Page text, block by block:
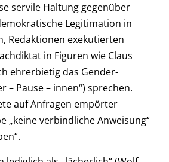
servile Haltung gegenüber
Legitimation in
Redaktionen exekutierten
in Figuren wie Claus
ehrerbietig das Gender-
– Pause – innen“) sprechen.
auf Anfragen empörter
„keine verbindliche Anweisung“